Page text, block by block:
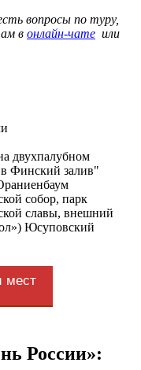
вопросы по туру,
в онлайн-чате или
двухпалубном
Финский залив"
собор, парк
славы, внешний
Юсуповский
мест
России»: